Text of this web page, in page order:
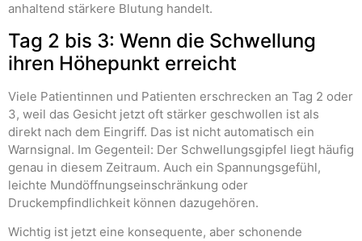
anhaltend stärkere Blutung handelt.
Tag 2 bis 3: Wenn die Schwellung
ihren Höhepunkt erreicht
Viele Patientinnen und Patienten erschrecken an Tag 2 oder
3, weil das Gesicht jetzt oft stärker geschwollen ist als
direkt nach dem Eingriff. Das ist nicht automatisch ein
Warnsignal. Im Gegenteil: Der Schwellungsgipfel liegt häufig
genau in diesem Zeitraum. Auch ein Spannungsgefühl,
leichte Mundöffnungseinschränkung oder
Druckempfindlichkeit können dazugehören.
Wichtig ist jetzt eine konsequente, aber schonende